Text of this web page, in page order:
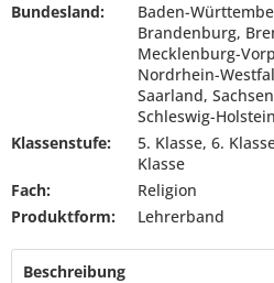
Bundesland:
Baden-
Brandenburg,
Mecklenburg-
Nordrhein-
Saarland,
Schleswig-
Klassenstufe:
5. Klasse, 6.
Klasse
Fach:
Religion
Produktform:
Lehrerband
Beschreibung